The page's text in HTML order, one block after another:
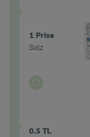
1 Prise
Salz
Auswahl ändern
0.5 TL